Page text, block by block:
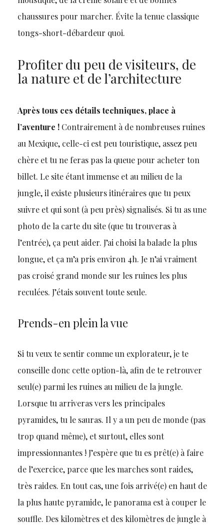
chaussures pour marcher. Évite la tenue classique
tongs-short-débardeur quoi.
Profiter du peu de visiteurs, de
la nature et de l’architecture
Après tous ces détails techniques, place à
l’aventure !Contrairement à de nombreuses ruines
au Mexique, celle-ci est peu touristique, assez peu
chère et tu ne feras pas la queue pour acheter ton
billet. Le site étant immense et au milieu de la
jungle, il existe plusieurs itinéraires que tu peux
suivre et qui sont (à peu près) signalisés. Si tu as une
photo de la carte du site (que tu trouveras à
l’entrée), ça peut aider. J’ai choisi la balade la plus
longue, et ça m’a pris environ 4h. Je n’ai vraiment
pas croisé grand monde sur les ruines les plus
reculées. J’étais souvent toute seule.
Prends-en plein la vue
Si tu veux te sentir comme un explorateur, je te
conseille donc cette option-là, afin de te retrouver
seul(e) parmi les ruines au milieu de la jungle.
Lorsque tu arriveras vers les principales
pyramides, tu le sauras. Il y a un peu de monde (pas
trop quand même), et surtout, elles sont
impressionnantes ! J’espère que tu es prêt(e) à faire
de l’exercice, parce que les marches sont raides,
très raides. En tout cas, une fois arrivé(e) en haut de
la plus haute pyramide, le panorama est à couper le
souffle. Des kilomètres et des kilomètres de jungle à